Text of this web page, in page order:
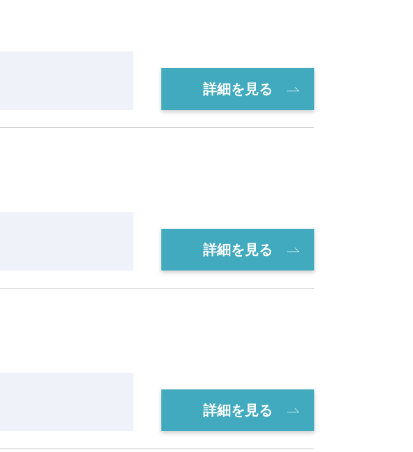
詳細を見る
詳細を見る
詳細を見る